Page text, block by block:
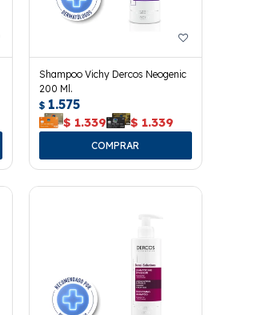
Shampoo Vichy Dercos Neogenic
200 Ml.
$ 1.575
$ 1.339 $ 1.339